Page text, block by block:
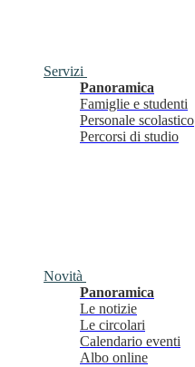
Servizi
Panoramica
Famiglie e studenti
Personale scolastico
Percorsi di studio
Novità
Panoramica
Le notizie
Le circolari
Calendario eventi
Albo online